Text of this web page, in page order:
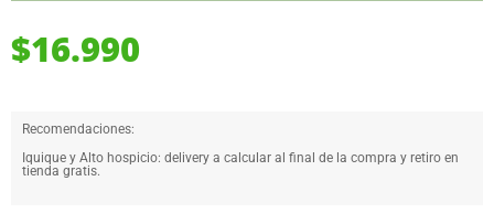
$16.990
Recomendaciones:
Iquique y Alto hospicio: delivery a calcular al final de la compra y retiro en
tienda gratis.